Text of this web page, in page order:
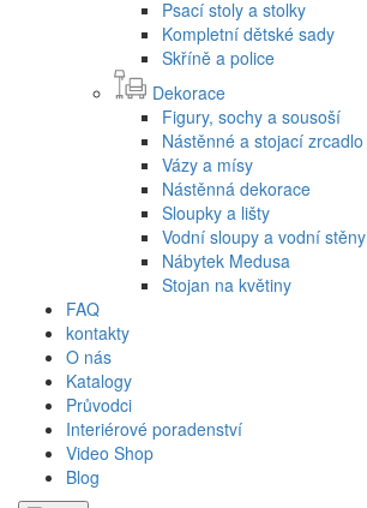
Psací stoly a stolky
Kompletní dětské sady
Skříně a police
Dekorace
Figury, sochy a sousoší
Nástěnné a stojací zrcadlo
Vázy a mísy
Nástěnná dekorace
Sloupky a lišty
Vodní sloupy a vodní stěny
Nábytek Medusa
Stojan na květiny
FAQ
kontakty
O nás
Katalogy
Průvodci
Interiérové poradenství
Video Shop
Blog